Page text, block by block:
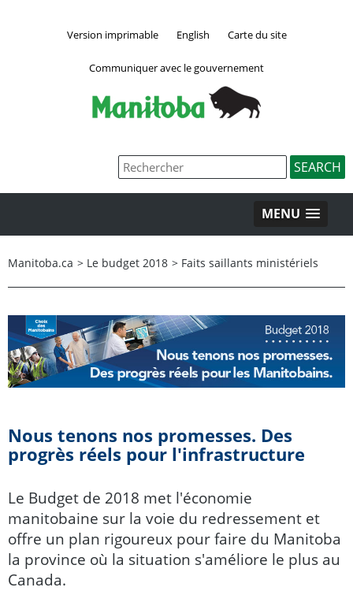
Version imprimable English Carte du site
Communiquer avec le gouvernement
MENU
Manitoba.ca > Le budget 2018 > Faits saillants ministériels
Nous tenons nos promesses. Des
progrès réels pour l'infrastructure
Le Budget de 2018 met l'économie
manitobaine sur la voie du redressement et
offre un plan rigoureux pour faire du Manitoba
la province où la situation s'améliore le plus au
Canada.